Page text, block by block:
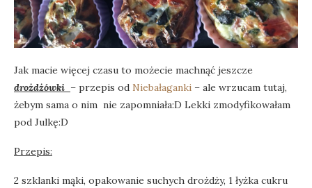
Jak macie więcej czasu to możecie machnąć jeszcze
drożdżówki – przepis od Niebałaganki – ale wrzucam tutaj,
żebym sama o nim nie zapomniała:D Lekki zmodyfikowałam
pod Julkę:D
Przepis:
2 szklanki mąki, opakowanie suchych drożdży, 1 łyżka cukru